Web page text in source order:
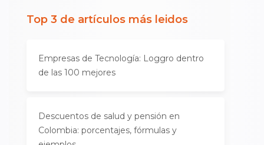
Top 3 de artículos más leidos
Empresas de Tecnología: Loggro dentro
de las 100 mejores
Descuentos de salud y pensión en
Colombia: porcentajes, fórmulas y